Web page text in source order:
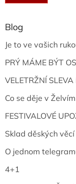
Blog
Je to ve vašich
PRÝ MÁME BÝT
VELETRŽNÍ
Co se děje v
FESTIVALOVÉ
Sklad děských
O jednom
4+1